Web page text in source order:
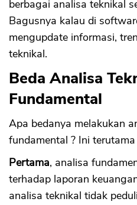
berbagai analisa teknikal
Bagusnya kalau di
mengupdate informasi,
teknikal.
Beda Analisa
Fundamental
Apa bedanya melakukan
fundamental ? Ini
Pertama, analisa
terhadap laporan
analisa teknikal tidak